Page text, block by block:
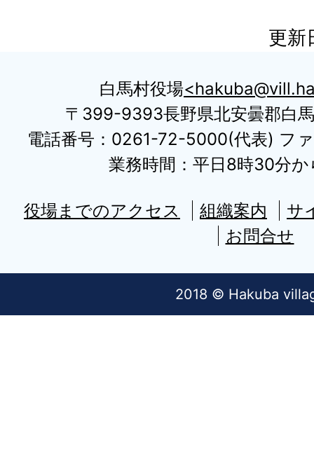
更新
白馬村役場
〒399-9393長野県北安曇郡白
電話番号：0261-72-5000(代表) フ
業務時間：平日8時30分か
役場までのアクセス 組織案内
サ
お問合せ
2018 © Hakuba